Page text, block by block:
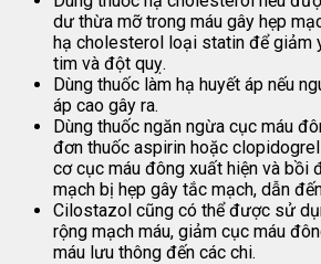
dư thừa mỡ trong máu gây hẹp
hạ cholesterol loại statin để giảm
tim và đột quỵ.
Dùng thuốc làm hạ huyết áp nếu
áp cao gây ra.
Dùng thuốc ngăn ngừa cục máu
đơn thuốc aspirin hoặc
cơ cục máu đông xuất hiện và bồi
mạch bị hẹp gây tắc mạch, dẫn
Cilostazol cũng có thể được sử
rộng mạch máu, giảm cục máu
máu lưu thông đến các chi.